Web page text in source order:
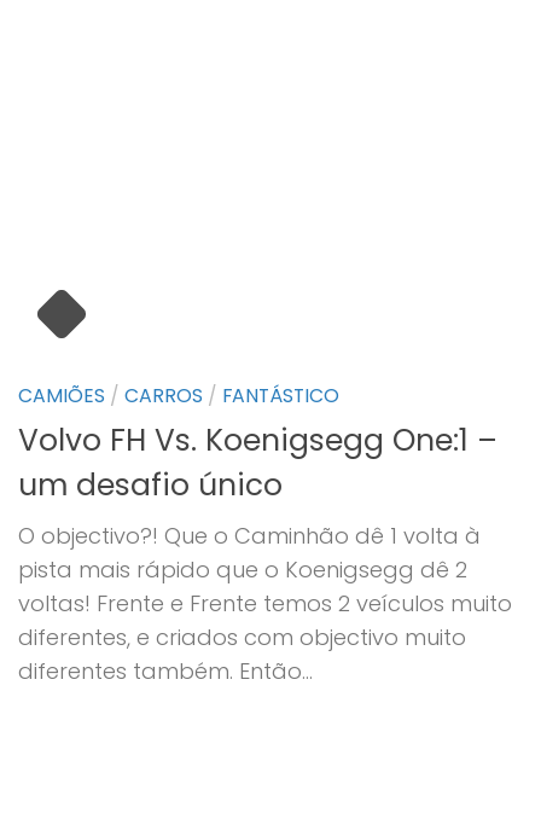
CAMIÕES / CARROS / FANTÁSTICO
Volvo FH Vs. Koenigsegg One:1 –
um desafio único
O objectivo?! Que o Caminhão dê 1 volta à
pista mais rápido que o Koenigsegg dê 2
voltas! Frente e Frente temos 2 veículos muito
diferentes, e criados com objectivo muito
diferentes também. Então...